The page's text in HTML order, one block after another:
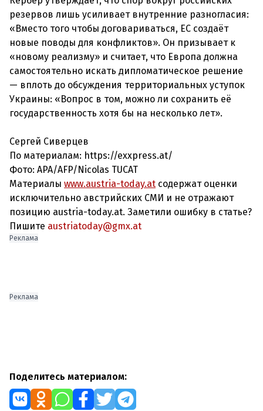
резервов лишь усиливает внутренние разногласия:
«Вместо того чтобы договариваться, ЕС создаёт
новые поводы для конфликтов». Он призывает к
«новому реализму» и считает, что Европа должна
самостоятельно искать дипломатическое решение
— вплоть до обсуждения территориальных уступок
Украины: «Вопрос в том, можно ли сохранить её
государственность хотя бы на несколько лет».
Сергей Сиверцев
По материалам: https://exxpress.at/
Фото: APA/AFP/Nicolas TUCAT
Материалы www.austria-today.at содержат оценки
исключительно австрийских СМИ и не отражают
позицию austria-today.at. Заметили ошибку в статье?
Пишите austriatoday@gmx.at
Реклама
Реклама
Поделитесь материалом: